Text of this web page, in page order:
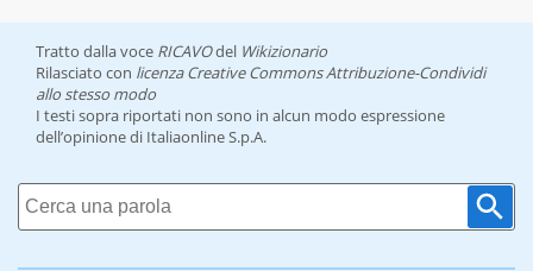
Tratto dalla voce RICAVOdel Wikizionario
Rilasciato con licenza Creative Commons Attribuzione-Condividi
allo stesso modo
I testi sopra riportati non sono in alcun modo espressione
dell’opinione di Italiaonline S.p.A.